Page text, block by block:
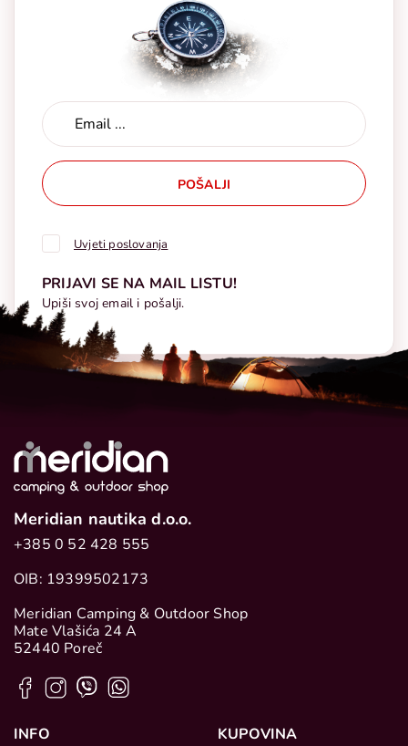
POŠALJI
Uvjeti poslovanja
PRIJAVI SE NA MAIL LISTU!
Upiši svoj email i pošalji.
Meridian nautika d.o.o.
+385 0 52 428 555
OIB: 19399502173
Meridian Camping & Outdoor Shop
Mate Vlašića 24 A
52440 Poreč
INFO KUPOVINA